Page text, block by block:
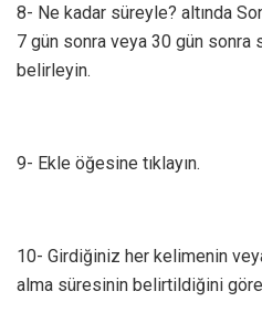
8- Ne kadar süreyle? altında
7 gün sonra veya 30 gün
belirleyin.
9- Ekle öğesine tıklayın.
10- Girdiğiniz her kelimenin
alma süresinin belirtildiğini